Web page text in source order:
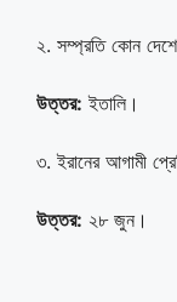
২. সম্প্রতি কোন
উত্তর: ইতালি।
৩. ইরানের আগামী
উত্তর: ২৮ জুন।